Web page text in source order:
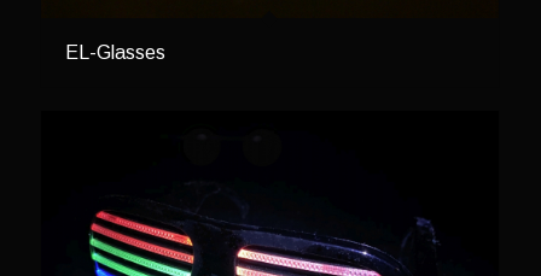
EL-Glasses